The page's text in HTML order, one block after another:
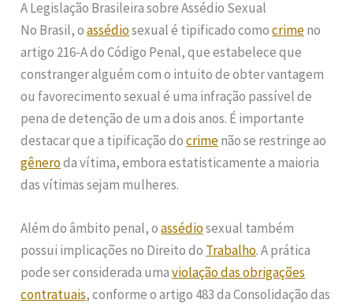
A Legislação Brasileira sobre Assédio Sexual
No Brasil, oassédiosexual é tipificado comocrimeno
artigo 216-A do Código Penal, que estabelece que
constranger alguém com o intuito de obter vantagem
ou favorecimento sexual é uma infração passível de
pena de detenção de um a dois anos. É importante
destacar que a tipificação docrimenão se restringe ao
gêneroda vítima, embora estatisticamente a maioria
das vítimas sejam mulheres.
Além do âmbito penal, oassédiosexual também
possui implicações no Direito do Trabalho. A prática
pode ser considerada umaviolação das obrigações
contratuais, conforme o artigo 483 da Consolidação das